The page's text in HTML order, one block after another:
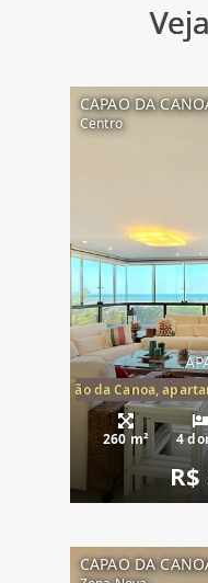
CAPAO DA
Centro
mar Capão da Canoa,
260 m² 4
R$
CAPAO DA